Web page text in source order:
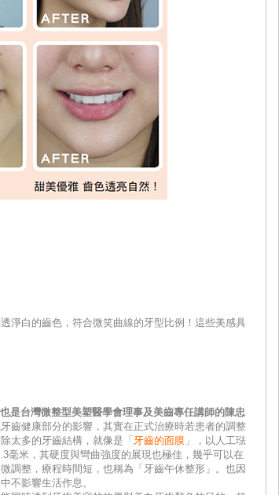
淨白的齒色，符合微笑曲線的牙型比例！這些美感具
是台灣微整型美塑醫學會理事及美齒專任講師的陳忠
齒健康部分的影響，其實在正式治療時若患者的調整
太多的牙齒結構，就像是「 牙齒的面膜」，以人工琺
毫米，其硬度與彎曲強度的展現也極佳，幾乎可以在
調整，療程時間短，也稱為「牙齒午休整形」。也因
不影響生活作息。